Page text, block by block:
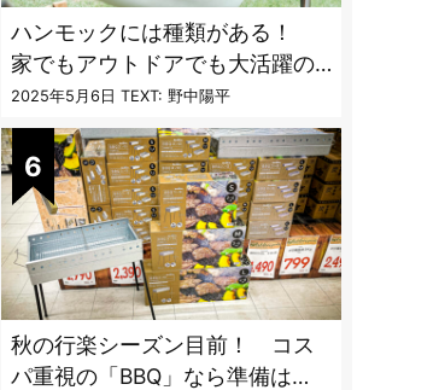
ハンモックには種類がある！
家でもアウトドアでも大活躍の
ハンモックの特徴と選び方のコ
ツとは
2025年5月6日 TEXT: 野中陽平
秋の行楽シーズン目前！ コス
パ重視の「BBQ」なら準備は